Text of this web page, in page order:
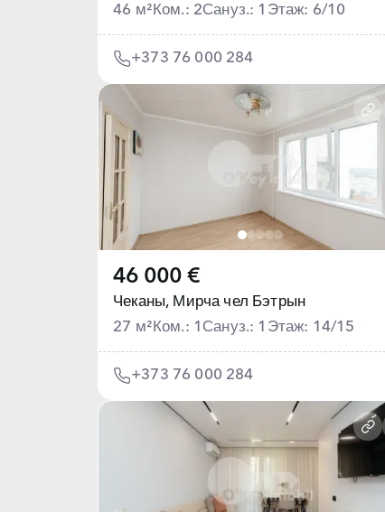
46 м² Ком.: 2Сануз.: 1 Этаж: 6/10
+373 76 000 284
46 000 €
Чеканы, Мирча чел Бэтрын
27 м² Ком.: 1 Сануз.: 1 Этаж: 14/15
+373 76 000 284